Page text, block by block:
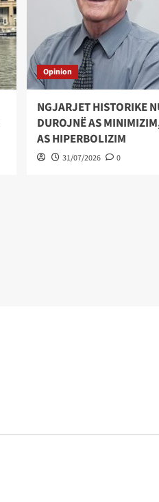
Opinion
NGJARJET HISTORIKE
DUROJNË AS
AS HIPERBOLIZIM
31/07/2026 0